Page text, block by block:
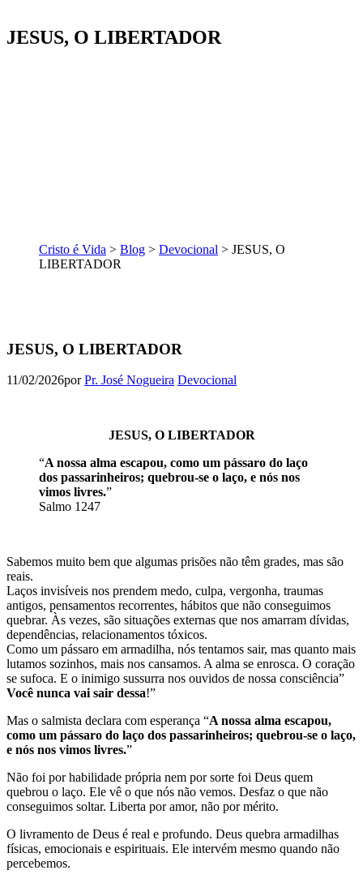
JESUS, O LIBERTADOR
Cristo é Vida > Blog > Devocional > JESUS, O
LIBERTADOR
JESUS, O LIBERTADOR
11/02/2026porPr. José Nogueira Devocional
JESUS, O LIBERTADOR
“A nossa alma escapou, como um pássaro do laço
dos passarinheiros; quebrou-se o laço, e nós nos
vimos livres.”
Salmo 1247
Sabemos muito bem que algumas prisões não têm grades, mas são
reais.
Laços invisíveis nos prendem medo, culpa, vergonha, traumas
antigos, pensamentos recorrentes, hábitos que não conseguimos
quebrar. Às vezes, são situações externas que nos amarram dívidas,
dependências, relacionamentos tóxicos.
Como um pássaro em armadilha, nós tentamos sair, mas quanto mais
lutamos sozinhos, mais nos cansamos. A alma se enrosca. O coração
se sufoca. E o inimigo sussurra nos ouvidos de nossa consciência”
Você nunca vai sair dessa!”
Mas o salmista declara com esperança “A nossa alma escapou,
como um pássaro do laço dos passarinheiros; quebrou-se o laço,
e nós nos vimos livres.”
Não foi por habilidade própria nem por sorte foi Deus quem
quebrou o laço. Ele vê o que nós não vemos. Desfaz o que não
conseguimos soltar. Liberta por amor, não por mérito.
O livramento de Deus é real e profundo. Deus quebra armadilhas
físicas, emocionais e espirituais. Ele intervém mesmo quando não
percebemos.